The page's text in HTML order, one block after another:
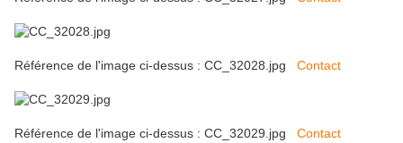
Référence de l'image ci-dessus : CC_32028.jpg Contact
Référence de l'image ci-dessus : CC_32029.jpg Contact